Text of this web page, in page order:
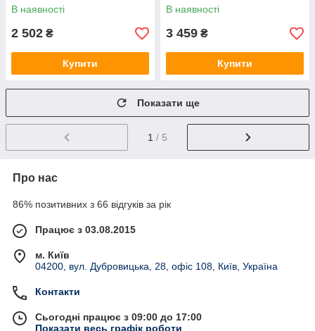
В наявності
2 502 ₴
Купити
В наявності
3 459 ₴
Купити
Показати ще
1 / 5
Про нас
86% позитивних з 66 відгуків за рік
Працює з 03.08.2015
м. Київ
04200, вул. Дубровицька, 28, офіс 108, Київ, Україна
Контакти
Сьогодні працює з 09:00 до 17:00
Показати весь графік роботи